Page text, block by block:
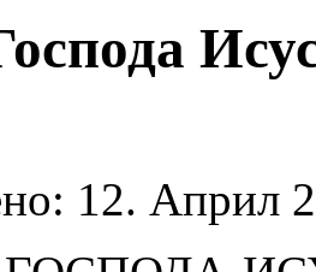
12. Април